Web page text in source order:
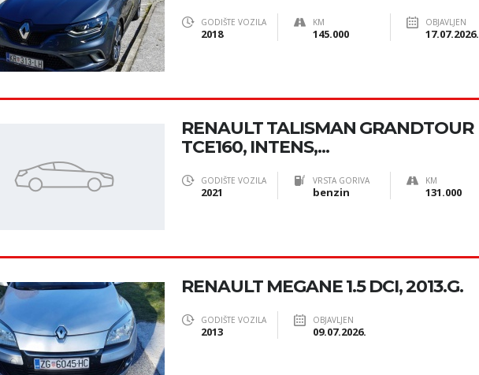
GODIŠTE VOZILA
2018
KM
145.000
OBJAVLJEN
17.07.2026.
RENAULT TALISMAN GRANDTOUR
TCE160, INTENS,...
GODIŠTE VOZILA
2021
VRSTA GORIVA
benzin
KM
131.000
RENAULT MEGANE 1.5 DCI, 2013.G.
GODIŠTE VOZILA
2013
OBJAVLJEN
09.07.2026.